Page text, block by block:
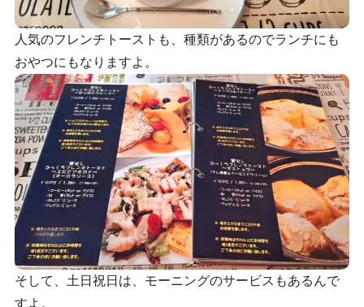
人気のフレンチトーストも、種類があるのでランチにも
おやつにもなりますよ。
そして、土日祝日は、モーニングのサービスもあるんで
すよ。